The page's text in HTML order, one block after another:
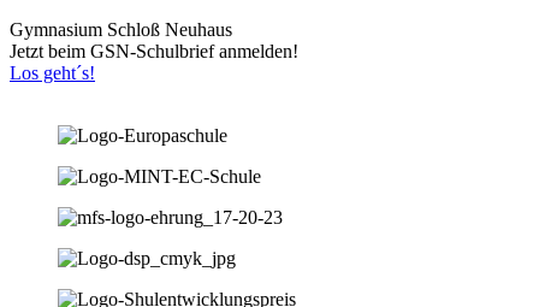
Gymnasium Schloß Neuhaus
Jetzt beim GSN-Schulbrief anmelden!
Los geht´s!